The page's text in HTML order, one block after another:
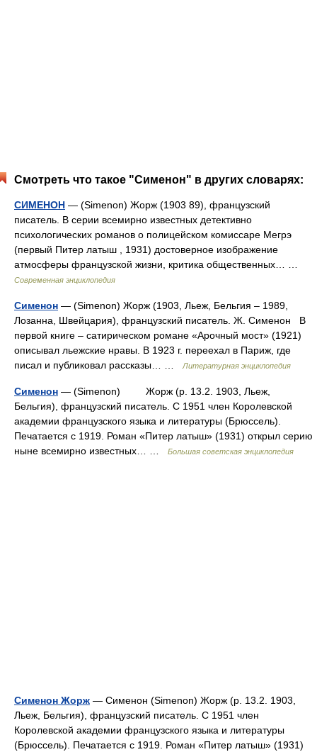
Смотреть что такое "Сименон" в других словарях:
СИМЕНОН — (Simenon) Жорж (1903 89), французский
писатель. В серии всемирно известных детективно
психологических романов о полицейском комиссаре Мегрэ
(первый Питер латыш , 1931) достоверное изображение
атмосферы французской жизни, критика общественных… …
Современная энциклопедия
Сименон — (Simenon) Жорж (1903, Льеж, Бельгия – 1989,
Лозанна, Швейцария), французский писатель. Ж. Сименон В
первой книге – сатирическом романе «Арочный мост» (1921)
описывал льежские нравы. В 1923 г. переехал в Париж, где
писал и публиковал рассказы… …
Литературная энциклопедия
Сименон — (Simenon) Жорж (р. 13.2. 1903, Льеж,
Бельгия), французский писатель. С 1951 член Королевской
академии французского языка и литературы (Брюссель).
Печатается с 1919. Роман «Питер латыш» (1931) открыл серию
ныне всемирно известных… …
Большая советская энциклопедия
Сименон Жорж — Сименон (Simenon) Жорж (р. 13.2. 1903,
Льеж, Бельгия), французский писатель. С 1951 член
Королевской академии французского языка и литературы
(Брюссель). Печатается с 1919. Роман «Питер латыш» (1931)